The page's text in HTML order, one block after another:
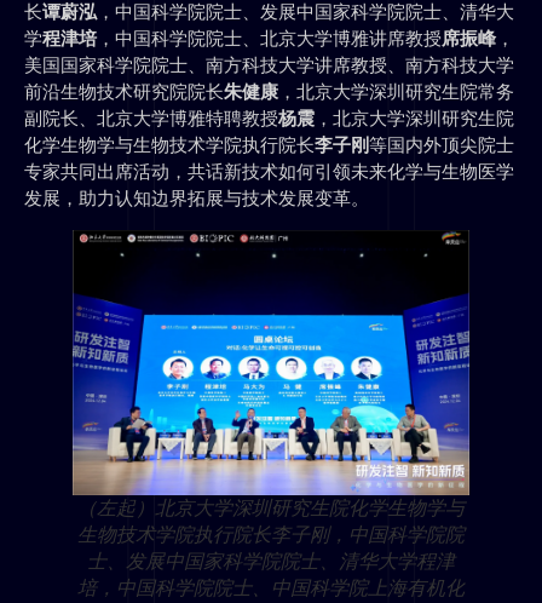
长谭蔚泓 ，中国科学院院士、发展中国家科学院院士、清华大
学程津培，中国科学院院士、北京大学博雅讲席教授席振峰，
美国国家科学院院士、南方科技大学讲席教授、南方科技大学
前沿生物技术研究院院长朱健康 ，北京大学深圳研究生院常务
副院长、北京大学博雅特聘教授杨震 ，北京大学深圳研究生院
化学生物学与生物技术学院执行院长李子刚等国内外顶尖院士
专家共同出席活动，共话新技术如何引领未来化学与生物医学
发展，助力认知边界拓展与技术发展变革。
（左起）北京大学深圳研究生院化学生物学与
生物技术学院执行院长李子刚，中国科学院院
士、发展中国家科学院院士、清华大学程津
培，中国科学院院士、中国科学院上海有机化